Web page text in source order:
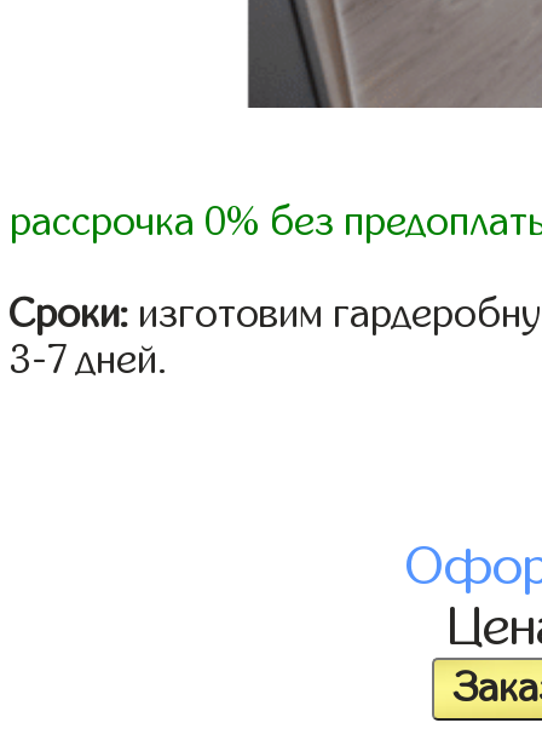
рассрочка 0% без
Сроки: изготовим
3-7 дней.